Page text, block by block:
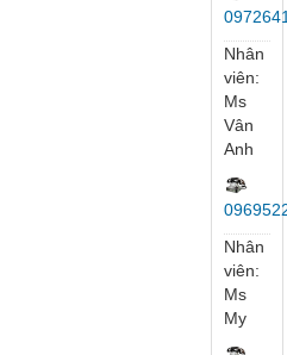
Nhân
viên:
Mr
Lương
Kinh
Doanh
Nhân
viên:
Mr
Đức